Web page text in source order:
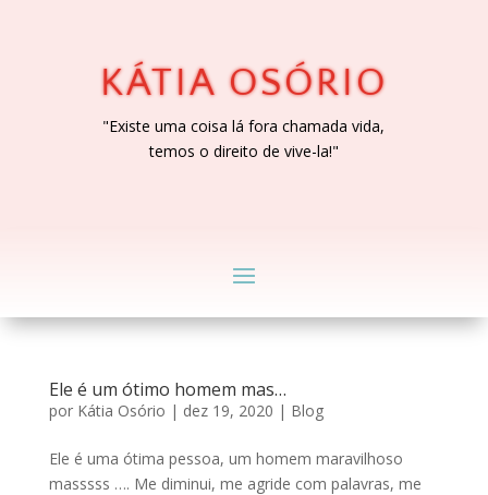
KÁTIA OSÓRIO
"Existe uma coisa lá fora chamada vida,
temos o direito de vive-la!"
Ele é um ótimo homem mas…
por Kátia Osório | dez 19, 2020 | Blog
Ele é uma ótima pessoa, um homem maravilhoso
masssss …. Me diminui, me agride com palavras, me